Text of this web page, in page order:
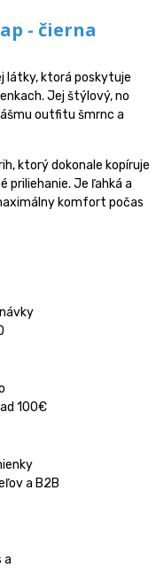
- čierna
látky, ktorá poskytuje
Jej štýlový, no
outfitu šmrnc a
ktorý dokonale kopíruje
priliehanie. Je ľahká a
komfort počas
100€
a B2B
a